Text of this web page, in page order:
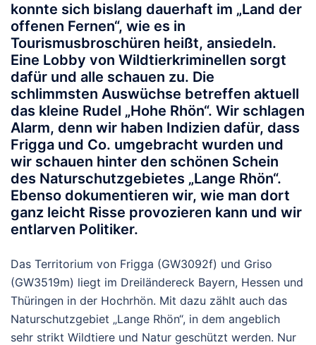
konnte sich bislang dauerhaft im „Land der
offenen Fernen“, wie es in
Tourismusbroschüren heißt, ansiedeln.
Eine Lobby von Wildtierkriminellen sorgt
dafür und alle schauen zu. Die
schlimmsten Auswüchse betreffen aktuell
das kleine Rudel „Hohe Rhön“. Wir schlagen
Alarm, denn wir haben Indizien dafür, dass
Frigga und Co. umgebracht wurden und
wir schauen hinter den schönen Schein
des Naturschutzgebietes „Lange Rhön“.
Ebenso dokumentieren wir, wie man dort
ganz leicht Risse provozieren kann und wir
entlarven Politiker.
Das Territorium von Frigga (GW3092f) und Griso
(GW3519m) liegt im Dreiländereck Bayern, Hessen und
Thüringen in der Hochrhön. Mit dazu zählt auch das
Naturschutzgebiet „Lange Rhön“, in dem angeblich
sehr strikt Wildtiere und Natur geschützt werden. Nur